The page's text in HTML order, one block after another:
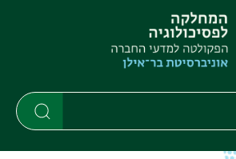
דילוג
לתוכן
העיקרי
דילוג
לתפריט
ניווט
ראשי